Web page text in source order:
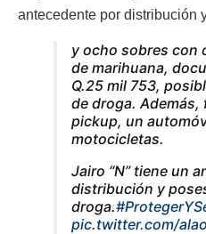
antecedente por distribución
y ocho sobres con
de marihuana,
Q.25 mil 753,
de droga.
pickup, un
motocicletas.
Jairo “N” tiene un
distribución y
droga.
pic.twitter.com/